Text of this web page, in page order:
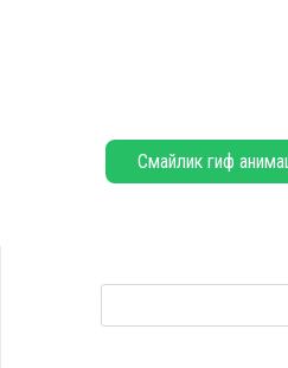
Смайлик гиф